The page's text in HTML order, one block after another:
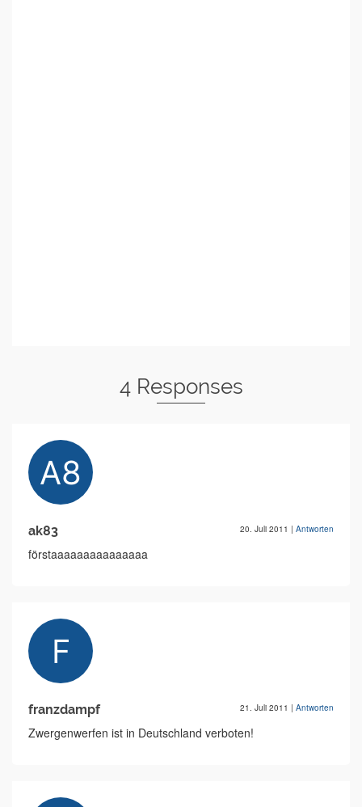
4 Responses
ak83 20. Juli 2011 | Antworten
förstaaaaaaaaaaaaaaa
franzdampf 21. Juli 2011 | Antworten
Zwergenwerfen ist in Deutschland verboten!